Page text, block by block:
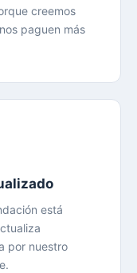
creemos
paguen más
está
por nuestro